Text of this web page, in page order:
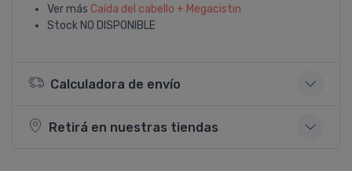
Ver más Caí­da del cabello + Megacistin
Stock NO DISPONIBLE
Calculadora de envío
Retirá en nuestras tiendas